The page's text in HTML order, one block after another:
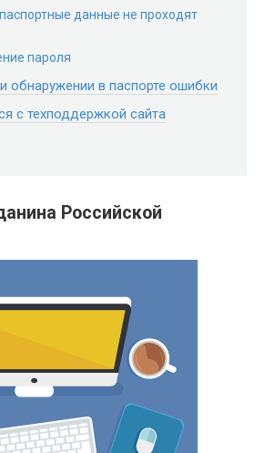
данные не проходят
пароля
обнаружении в паспорте ошибки
с техподдержкой сайта
Российской